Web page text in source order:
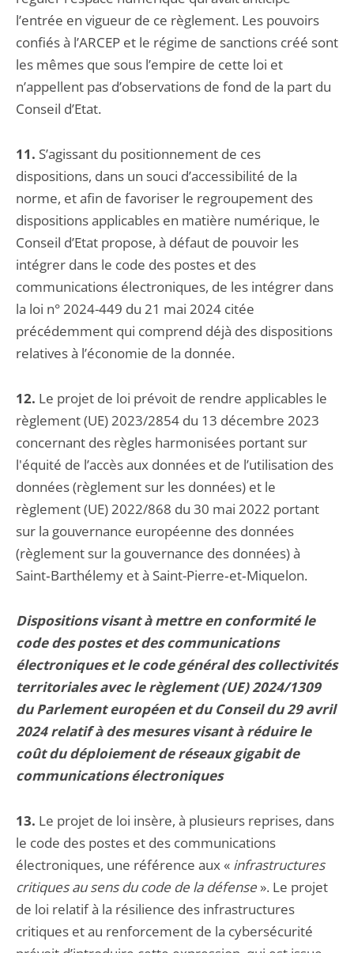
l’entrée en vigueur de ce règlement. Les pouvoirs
confiés à l’ARCEP et le régime de sanctions créé sont
les mêmes que sous l’empire de cette loi et
n’appellent pas d’observations de fond de la part du
Conseil d’Etat.
11. S’agissant du positionnement de ces
dispositions, dans un souci d’accessibilité de la
norme, et afin de favoriser le regroupement des
dispositions applicables en matière numérique, le
Conseil d’Etat propose, à défaut de pouvoir les
intégrer dans le code des postes et des
communications électroniques, de les intégrer dans
la loi n° 2024-449 du 21 mai 2024 citée
précédemment qui comprend déjà des dispositions
relatives à l’économie de la donnée.
12. Le projet de loi prévoit de rendre applicables le
règlement (UE) 2023/2854 du 13 décembre 2023
concernant des règles harmonisées portant sur
l'équité de l’accès aux données et de l’utilisation des
données (règlement sur les données) et le
règlement (UE) 2022/868 du 30 mai 2022 portant
sur la gouvernance européenne des données
(règlement sur la gouvernance des données) à
Saint‑Barthélemy et à Saint-Pierre‑et‑Miquelon.
Dispositions visant à mettre en conformité le
code des postes et des communications
électroniques et le code général des collectivités
territoriales avec le règlement (UE) 2024/1309
du Parlement européen et du Conseil du 29 avril
2024 relatif à des mesures visant à réduire le
coût du déploiement de réseaux gigabit de
communications électroniques
13. Le projet de loi insère, à plusieurs reprises, dans
le code des postes et des communications
électroniques, une référence aux « infrastructures
critiques au sens du code de la défense ». Le projet
de loi relatif à la résilience des infrastructures
critiques et au renforcement de la cybersécurité